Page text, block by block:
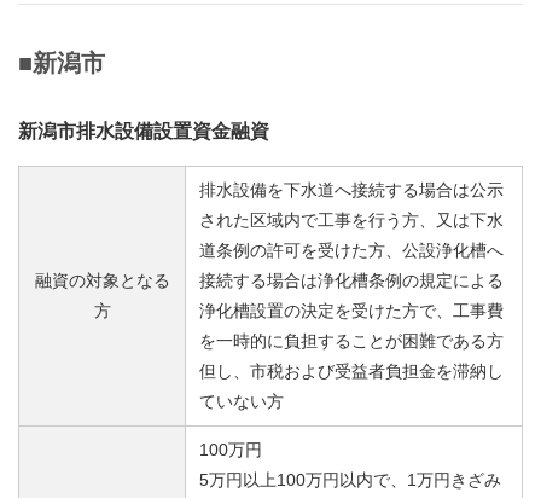
■新潟市
新潟市排水設備設置資金融資
融資の対象となる
方
排水設備を下水道へ接続する場合は公示
された区域内で工事を行う方、又は下水
道条例の許可を受けた方、公設浄化槽へ
接続する場合は浄化槽条例の規定による
浄化槽設置の決定を受けた方で、工事費
を一時的に負担することが困難である方
但し、市税および受益者負担金を滞納し
ていない方
100万円
5万円以上100万円以内で、1万円きざみ